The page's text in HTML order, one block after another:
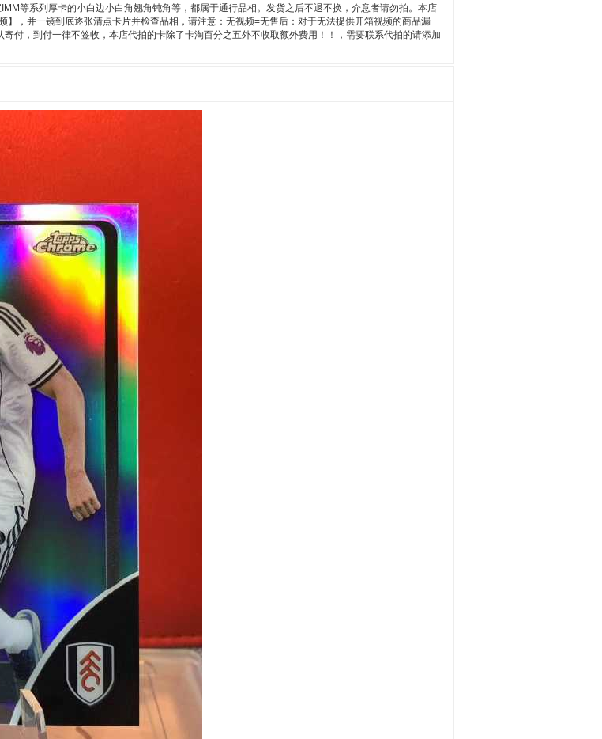
等系列厚卡的小白边小白角翘角钝角等，都属于通行品相。发货之后不退不换，介意者请勿拍。本店
，并一镜到底逐张清点卡片并检查品相，请注意：无视频=无售后：对于无法提供开箱视频的商品漏
付，到付一律不签收，本店代拍的卡除了卡淘百分之五外不收取额外费用！！，需要联系代拍的请添加